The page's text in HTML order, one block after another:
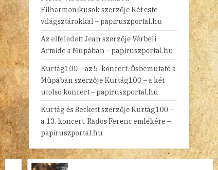
Filharmonikusokszerzője Két este
világsztárokkal – papiruszportal.hu
Az elfeledett Jean szerzője Vérbeli
Armide a Müpában – papiruszportal.hu
Kurtág100 – az 5. koncert. Ősbemutató a
Müpában szerzője Kurtág100 – a két
utolsó koncert – papiruszportal.hu
Kurtág és Beckettszerzője Kurtág100 –
a 13. koncert. Rados Ferenc emlékére –
papiruszportal.hu